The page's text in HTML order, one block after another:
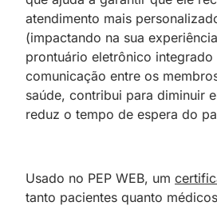
atendimento mais
(impactando na sua
prontuário eletrônico integrado
comunicação entre os
saúde, contribui para diminuir
reduz o tempo de espera do
Usado no PEP WEB, um
tanto pacientes quanto